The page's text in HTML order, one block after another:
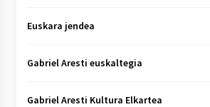
Euskara jendea
Gabriel Aresti euskaltegia
Gabriel Aresti Kultura Elkartea